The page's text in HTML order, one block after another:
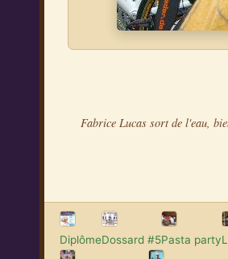
Fabrice Lucas sort de l'eau,
DiplômeDossard #5Pasta party